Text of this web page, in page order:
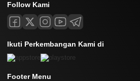
Follow Kami
Ikuti Perkembangan Kami di
Footer Menu